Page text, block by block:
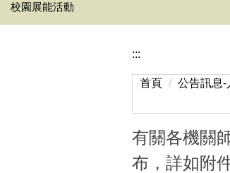
校園展能活動
:::
首頁 公告訊息-
有關各機關
布，詳如附件